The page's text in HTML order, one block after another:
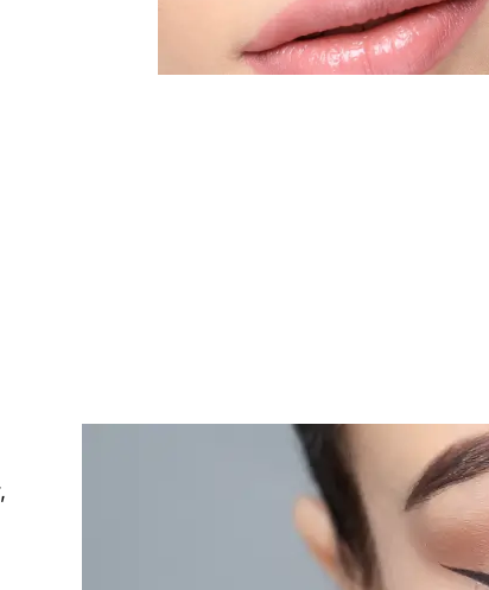
Lips
Lees